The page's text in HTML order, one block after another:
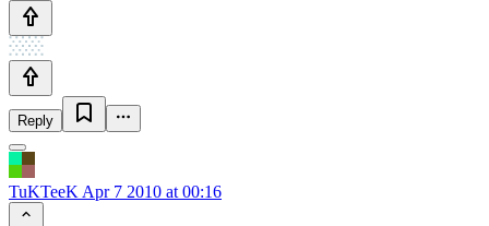
Reply
TuKTeeK Apr 7 2010 at 00:16